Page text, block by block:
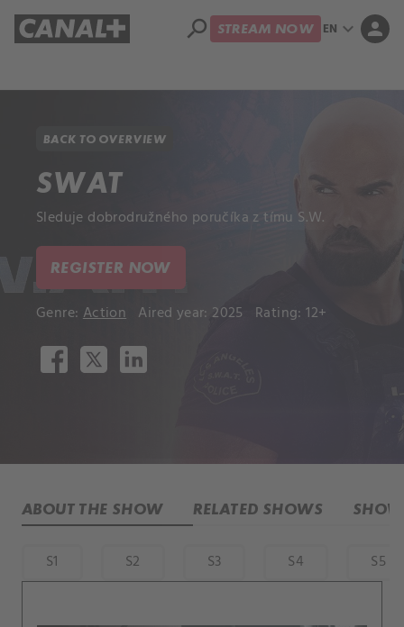
search STREAM NOW EN expand_more person
BACK TO OVERVIEW
SWAT
Sleduje dobrodružného poručíka z tímu S.W.
REGISTER NOW
Genre: Action Aired year: 2025 Rating: 12+
ABOUT THE SHOW RELATED SHOWS
S1 S2 S3 S4 S5